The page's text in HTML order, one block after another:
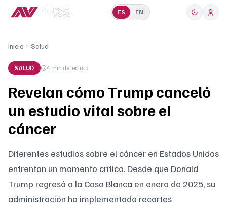
ES EN
Inicio Salud
SALUD 4 min de lectura
Revelan cómo Trump canceló
un estudio vital sobre el
cáncer
Diferentes estudios sobre el cáncer en Estados Unidos
enfrentan un momento crítico. Desde que Donald
Trump regresó a la Casa Blanca en enero de 2025, su
administración ha implementado recortes